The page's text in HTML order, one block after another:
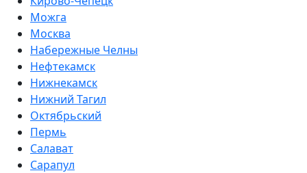
Можга
Москва
Набережные Челны
Нефтекамск
Нижнекамск
Нижний Тагил
Октябрьский
Пермь
Салават
Сарапул